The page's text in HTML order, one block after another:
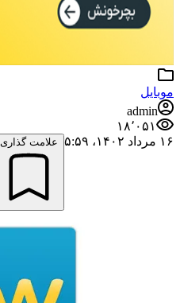
موبایل
admin
۱۸٬۰۵۱
۱۶ مرداد ۱۴۰۲،‏ ۵:۵۹
علامت گذاری